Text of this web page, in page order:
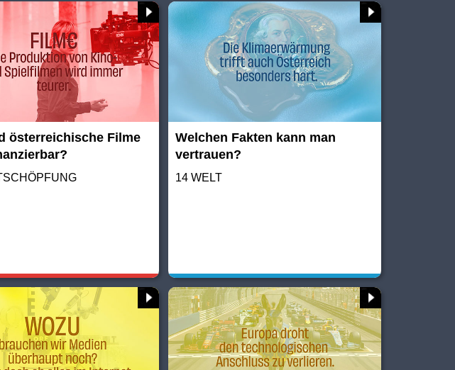
österreichische Filme
Welchen Fakten kann man
vertrauen?
14 WELT